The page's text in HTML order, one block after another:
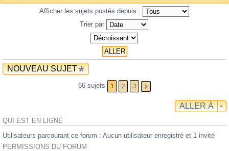
Afficher les sujets postés depuis :
Trier par
NOUVEAU SUJET
66 sujets 1 2 3
ALLER À
QUI EST EN LIGNE
Utilisateurs parcourant ce forum : Aucun utilisateur enregistré et 1 invité
PERMISSIONS DU FORUM